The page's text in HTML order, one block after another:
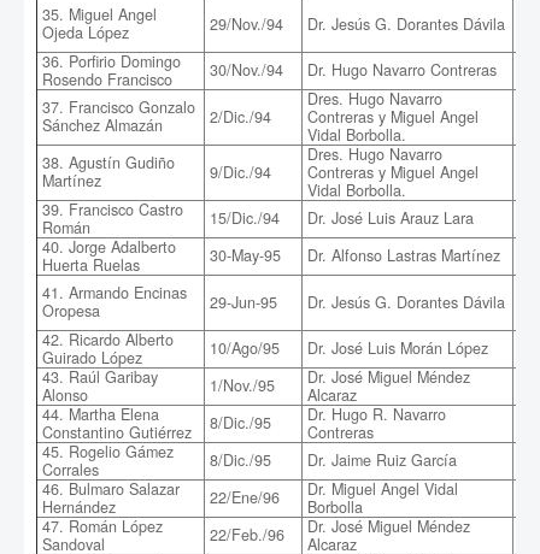
35. Miguel Angel
Ojeda López
29/Nov./94 Dr. Jesús G. Dorantes Dávila
36. Porfirio Domingo
Rosendo Francisco
30/Nov./94 Dr. Hugo Navarro Contreras
37. Francisco Gonzalo
Sánchez Almazán
2/Dic./94
Dres. Hugo Navarro
Contreras y Miguel Angel
Vidal Borbolla.
38. Agustín Gudiño
Martínez
9/Dic./94
Dres. Hugo Navarro
Contreras y Miguel Angel
Vidal Borbolla.
39. Francisco Castro
Román
15/Dic./94 Dr. José Luis Arauz Lara
40. Jorge Adalberto
Huerta Ruelas
30-May-95 Dr. Alfonso Lastras Martínez
41. Armando Encinas
Oropesa
29-Jun-95 Dr. Jesús G. Dorantes Dávila
42. Ricardo Alberto
Guirado López
10/Ago/95 Dr. José Luis Morán López
43. Raúl Garibay
Alonso
1/Nov./95
Dr. José Miguel Méndez
Alcaraz
44. Martha Elena
Constantino Gutiérrez
8/Dic./95
Dr. Hugo R. Navarro
Contreras
45. Rogelio Gámez
Corrales
8/Dic./95 Dr. Jaime Ruiz García
46. Bulmaro Salazar
Hernández
22/Ene/96
Dr. Miguel Angel Vidal
Borbolla
47. Román López
Sandoval
22/Feb./96
Dr. José Miguel Méndez
Alcaraz